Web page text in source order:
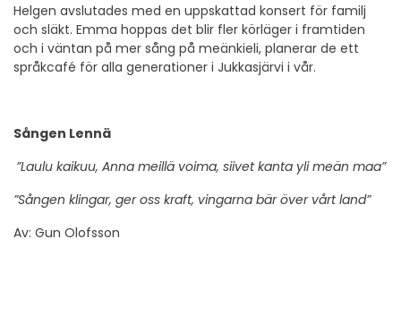
Helgen avslutades med en uppskattad konsert för familj
och släkt. Emma hoppas det blir fler körläger i framtiden
och i väntan på mer sång på meänkieli, planerar de ett
språkcafé för alla generationer i Jukkasjärvi i vår.
Sången Lennä
”Laulu kaikuu, Anna meillä voima, siivet kanta yli meän maa”
”Sången klingar, ger oss kraft, vingarna bär över vårt land”
Av: Gun Olofsson